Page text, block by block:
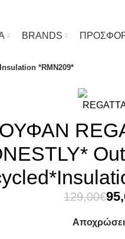
BRANDS
*RMN209*
129,00€